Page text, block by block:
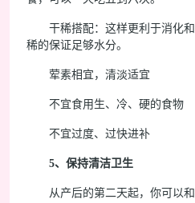
干稀搭配：这样更利于消化
稀的保证足够水分。
荤素相宜，清淡适宜
不宜食用生、冷、硬的食物
不宜过度、过快进补
5、保持清洁卫生
从产后的第二天起，你可以